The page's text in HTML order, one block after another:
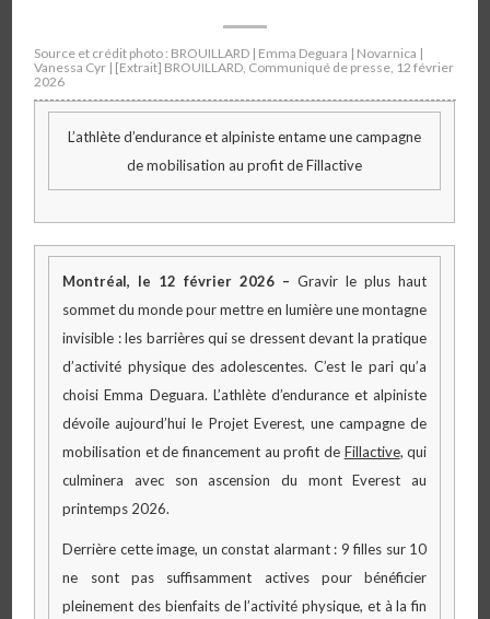
Source et crédit photo : BROUILLARD | Emma Deguara | Novarnica |
Vanessa Cyr | [Extrait] BROUILLARD, Communiqué de presse, 12 février
2026
L’athlète d’endurance et alpiniste entame une campagne
de mobilisation au profit de Fillactive
Montréal, le 12 février 2026 – Gravir le plus haut
sommet du monde pour mettre en lumière une montagne
invisible : les barrières qui se dressent devant la pratique
d’activité physique des adolescentes. C’est le pari qu’a
choisi Emma Deguara. L’athlète d’endurance et alpiniste
dévoile aujourd’hui le Projet Everest, une campagne de
mobilisation et de financement au profit de Fillactive, qui
culminera avec son ascension du mont Everest au
printemps 2026.
Derrière cette image, un constat alarmant : 9 filles sur 10
ne sont pas suffisamment actives pour bénéficier
pleinement des bienfaits de l’activité physique, et à la fin